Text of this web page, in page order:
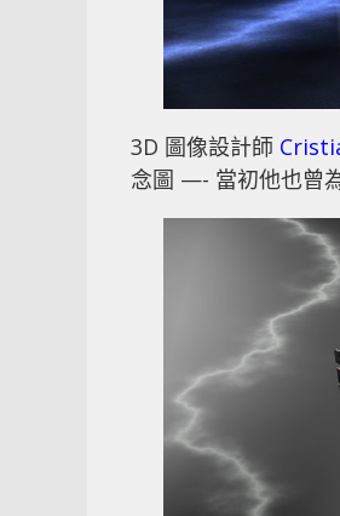
3D 圖像設計師
念圖 —- 當初他也曾